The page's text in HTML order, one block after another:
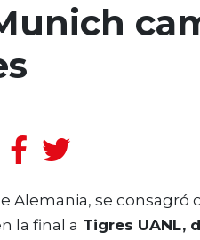
Alemania, se consagró
la final a Tigres UANL,